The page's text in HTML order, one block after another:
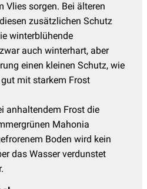
Vlies sorgen. Bei älteren
zusätzlichen Schutz
winterblühende
auch winterhart, aber
einen kleinen Schutz, wie
mit starkem Frost
anhaltendem Frost die
Mahonia
Boden wird kein
das Wasser verdunstet